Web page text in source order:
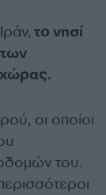
το νησί
οι οποίοι
του.